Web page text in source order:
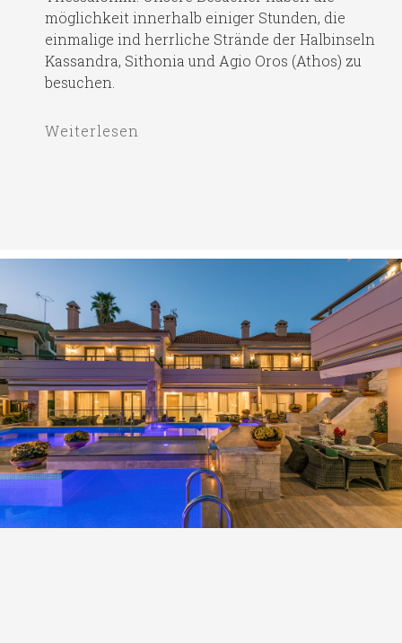
möglichkeit innerhalb einiger Stunden, die
einmalige ind herrliche Strände der Halbinseln
Kassandra, Sithonia und Agio Oros (Athos) zu
besuchen.
Weiterlesen